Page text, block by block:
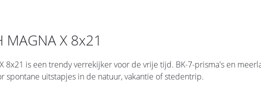
MAGNA X 8x21
8x21 is een trendy verrekijker voor de vrije tijd. BK-7-prisma's en
spontane uitstapjes in de natuur, vakantie of stedentrip.